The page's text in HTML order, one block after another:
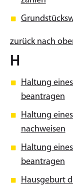
zurück nach
H
Haltung
beantragen
Haltung
nachweisen
Haltung
beantragen
Hausgeburt